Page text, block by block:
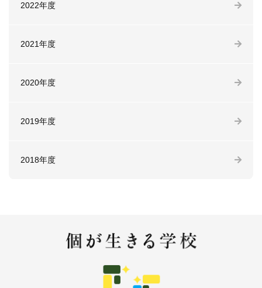
2022年度
2021年度
2020年度
2019年度
2018年度